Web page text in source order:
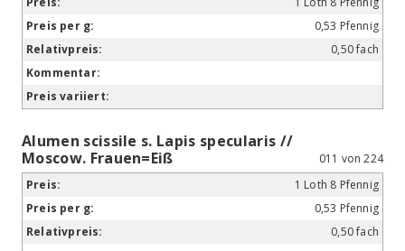
0,53 Pfennig
0,50 fach
Alumen scissile s. Lapis specularis //
Moscow. Frauen=Eiß
011 von 224
1 Loth 8 Pfennig
0,53 Pfennig
0,50 fach